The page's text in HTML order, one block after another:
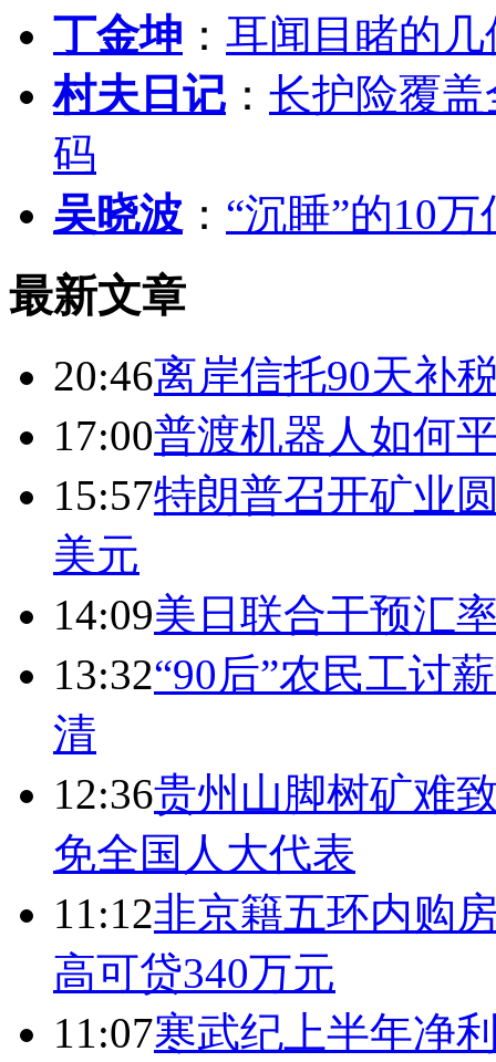
丁金坤 ： 耳闻目睹的
村夫日记 ： 长护险覆
码
吴晓波 ： “沉睡”的10
最新文章
20:46离岸信托90天补
17:00普渡机器人如何
15:57特朗普召开矿业
美元
14:09美日联合干预汇
13:32“90后”农民工讨
清
12:36贵州山脚树矿难
免全国人大代表
11:12非京籍五环内购
高可贷340万元
11:07寒武纪上半年净